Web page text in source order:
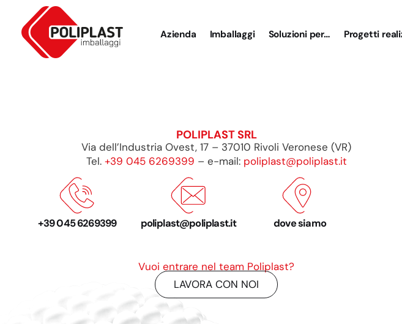
Azienda Imballaggi Soluzioni per… Progetti
POLIPLAST SRL
Via dell’Industria Ovest, 17 – 37010 Rivoli Veronese (VR)
Tel. +39 045 6269399 – e-mail: poliplast@poliplast.it
+39 045 6269399 poliplast@poliplast.it dove siamo
Vuoi entrare nel team Poliplast?
LAVORA CON NOI